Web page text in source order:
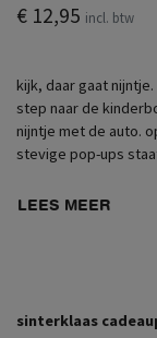
€ 12,95 incl. btw
kijk, daar gaat
step naar de
nijntje met de auto.
stevige pop-ups
LEES MEER
sinterklaas